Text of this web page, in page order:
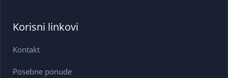
Korisni linkovi
Kontakt
Posebne ponude